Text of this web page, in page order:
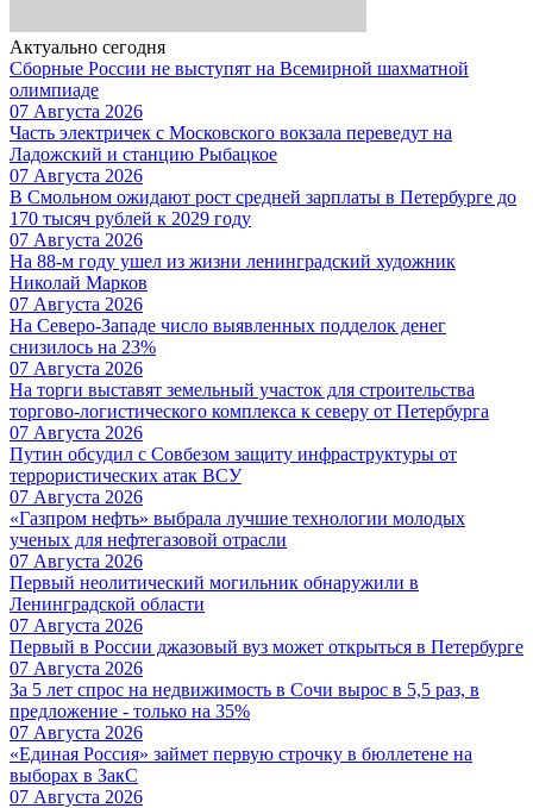
Актуально сегодня
Сборные России не выступят на Всемирной шахматной
олимпиаде
07 Августа 2026
Часть электричек с Московского вокзала переведут на
Ладожский и станцию Рыбацкое
07 Августа 2026
В Смольном ожидают рост средней зарплаты в Петербурге до
170 тысяч рублей к 2029 году
07 Августа 2026
На 88-м году ушел из жизни ленинградский художник
Николай Марков
07 Августа 2026
На Северо-Западе число выявленных подделок денег
снизилось на 23%
07 Августа 2026
На торги выставят земельный участок для строительства
торгово-логистического комплекса к северу от Петербурга
07 Августа 2026
Путин обсудил с Совбезом защиту инфраструктуры от
террористических атак ВСУ
07 Августа 2026
«Газпром нефть» выбрала лучшие технологии молодых
ученых для нефтегазовой отрасли
07 Августа 2026
Первый неолитический могильник обнаружили в
Ленинградской области
07 Августа 2026
Первый в России джазовый вуз может открыться в Петербурге
07 Августа 2026
За 5 лет спрос на недвижимость в Сочи вырос в 5,5 раз, в
предложение - только на 35%
07 Августа 2026
«Единая Россия» займет первую строчку в бюллетене на
выборах в ЗакС
07 Августа 2026